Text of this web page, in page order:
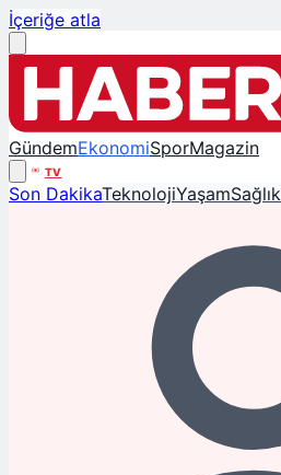
İçeriğe atla
GündemEkonomiSporMagazin
TV
Son DakikaTeknolojiYaşamSağlık